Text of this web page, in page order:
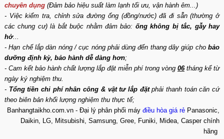
chuyên dụng (Đảm bảo hiệu suất làm lạnh tối ưu, vận hành êm...)
- Việc kiểm tra, chỉnh sửa đường ống (đồng/nước) đã đi sẵn (thường ở
các chung cư) là bắt buộc nhằm đảm bảo: ống không bị tắc, gẫy hay
hở...
- Hạn chế lắp dàn nóng / cục nóng phải dùng đến thang dây giúp chobảo
dưỡng định kỳ, bảo hành dễ dàng hơn;
- Cam kết bảo hành chất lượng lắp đặt miễn phí trong vòng 06tháng kể từ
ngày ký nghiệm thu.
- Tổng tiền chi phí nhân công & vật tư lắp đặtphải thanh toán căn cứ
theo biên bản khối lượng nghiệm thu thực tế;
Banhangtaikho.com.vn - Đại lý phân phối máy điều hòa giá rẻ Panasonic,
Daikin, LG, Mitsubishi, Samsung, Gree, Funiki, Midea, Casper chính
hãng